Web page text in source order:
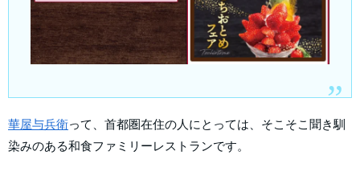
華屋与兵衛って、首都圏在住の人にとっては、そこそこ聞き馴
染みのある和食ファミリーレストランです。